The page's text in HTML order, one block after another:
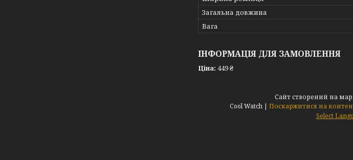
Загальна довжина
Вага
ІНФОРМАЦІЯ ДЛЯ ЗАМОВЛЕННЯ
Ціна: 449 ₴
Сайт створений на
Cool Watch | Поскаржитися на
Select